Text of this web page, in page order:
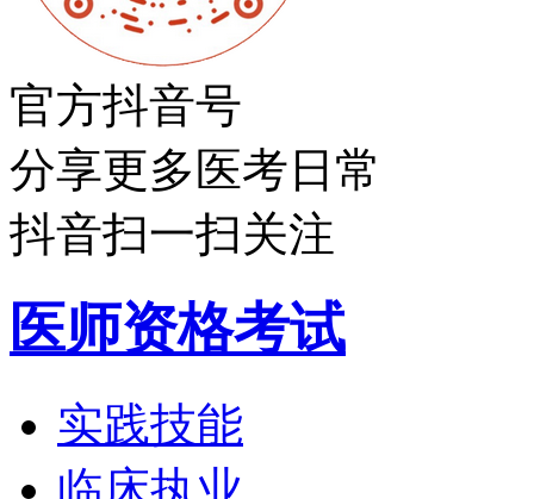
官方抖音号
分享更多医考日常
抖音扫一扫关注
医师资格考试
实践技能
临床执业